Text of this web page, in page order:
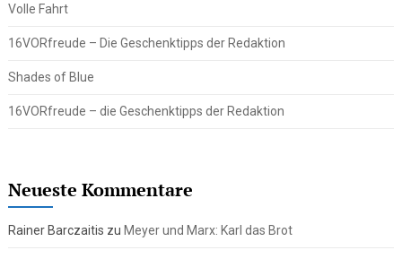
Volle Fahrt
16VORfreude – Die Geschenktipps der Redaktion
Shades of Blue
16VORfreude – die Geschenktipps der Redaktion
Neueste Kommentare
Rainer Barczaitis zu Meyer und Marx: Karl das Brot